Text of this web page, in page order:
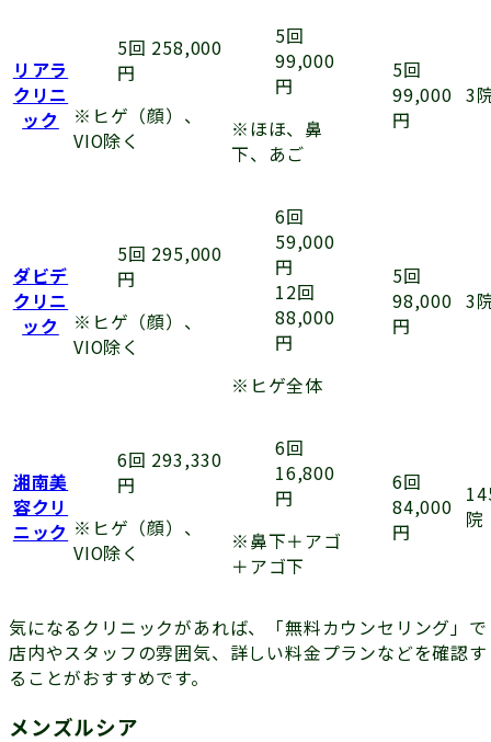
リアラ
クリニ
ック
5回 258,000
円
※ヒゲ（顔）、
VIO除く
5回
99,000
円
※ほほ、鼻
下、あご
5回
99,000
円
3
ダビデ
クリニ
ック
5回 295,000
円
※ヒゲ（顔）、
VIO除く
6回
59,000
円
12回
88,000
円
※ヒゲ全体
5回
98,000
円
3
湘南美
容クリ
ニック
6回 293,330
円
※ヒゲ（顔）、
VIO除く
6回
16,800
円
※鼻下＋アゴ
＋アゴ下
6回
84,000
円
院
気になるクリニックがあれば、「無料カウンセリング」で
店内やスタッフの雰囲気、詳しい料金プランなどを確認す
ることがおすすめです。
メンズルシア